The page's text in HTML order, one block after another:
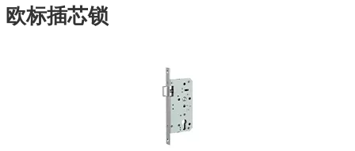
欧标插芯锁